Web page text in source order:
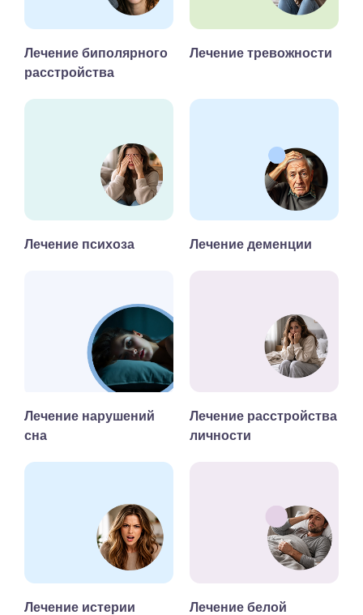
Лечение биполярного
расстройства
Лечение тревожности
Лечение психоза Лечение деменции
Лечение нарушений
сна
Лечение расстройства
личности
Лечение истерии
Лечение белой